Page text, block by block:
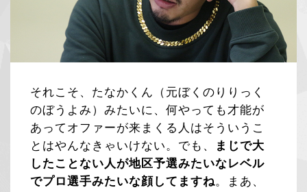
それこそ、たなかくん（元ぼくのりりっく
のぼうよみ）みたいに、何やっても才能が
あってオファーが来まくる人はそういうこ
とはやんなきゃいけない。でも、
まじで大
したことない人が地区予選みたいなレベル
でプロ選手みたいな顔してますね。まあ、